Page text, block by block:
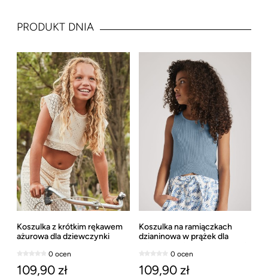
PRODUKT DNIA
Koszulka z krótkim rękawem
ażurowa dla dziewczynki
0 ocen
109,90 zł
Koszulka na ramiączkach
dzianinowa w prążek dla
rozmiar 1570 ocen
109,90 zł